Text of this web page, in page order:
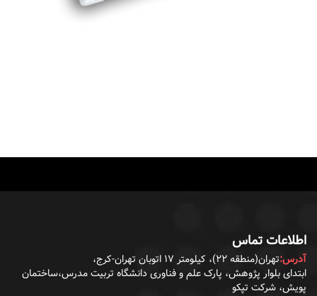
اطلاعات تماس
آدرس:تهران(منطقه ۲۲)، کیلومتر ۱۷ اتوبان تهران-کرج،
ابتدای بلوار پژوهش، پارک علم و فناوری دانشگاه تربیت مدرس،ساختمان
پویش، شرکت تپکو